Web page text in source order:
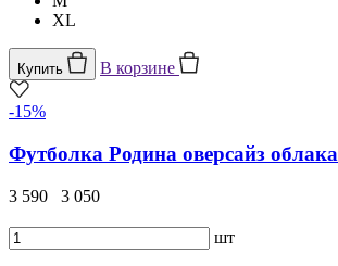
XL
Купить В корзине
-15%
Футболка Родина оверсайз облака
3 590 3 050
шт